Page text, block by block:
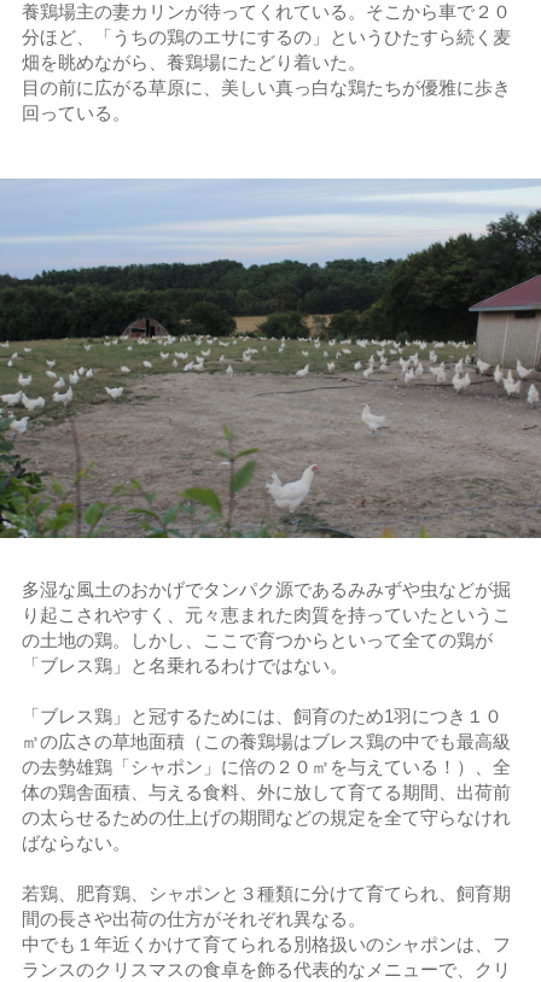
養鶏場主の妻カリンが待ってくれている。そこから車で２０
分ほど、「うちの鶏のエサにするの」というひたすら続く麦
畑を眺めながら、養鶏場にたどり着いた。
目の前に広がる草原に、美しい真っ白な鶏たちが優雅に歩き
回っている。
多湿な風土のおかげでタンパク源であるみみずや虫などが掘
り起こされやすく、元々恵まれた肉質を持っていたというこ
の土地の鶏。しかし、ここで育つからといって全ての鶏が
「ブレス鶏」と名乗れるわけではない。
「ブレス鶏」と冠するためには、飼育のため1羽につき１０
㎡の広さの草地面積（この養鶏場はブレス鶏の中でも最高級
の去勢雄鶏「シャポン」に倍の２０㎡を与えている！）、全
体の鶏舎面積、与える食料、外に放して育てる期間、出荷前
の太らせるための仕上げの期間などの規定を全て守らなけれ
ばならない。
若鶏、肥育鶏、シャポンと３種類に分けて育てられ、飼育期
間の長さや出荷の仕方がそれぞれ異なる。
中でも１年近くかけて育てられる別格扱いのシャポンは、フ
ランスのクリスマスの食卓を飾る代表的なメニューで、クリ